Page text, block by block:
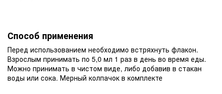
Способ применения
Перед использованием необходимо встряхнуть флакон.
Взрослым принимать по 5,0 мл 1 раз в день во время еды.
Можно принимать в чистом виде, либо добавив в стакан
воды или сока. Мерный колпачок в комплекте